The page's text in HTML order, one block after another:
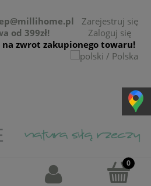
od 399zł!
na zwrot zakupionego towaru!
Zarejestruj się
Zaloguj się